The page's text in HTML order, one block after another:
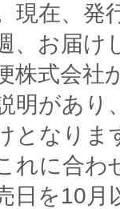
現在、発
、お届け
株式会社
明があり
となりま
れに合わ
日を10月